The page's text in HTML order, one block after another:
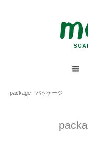
package - パッケージ